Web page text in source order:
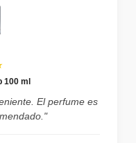
100 ml
El perfume es